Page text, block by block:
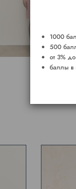
1000
500
от 3%
баллы в